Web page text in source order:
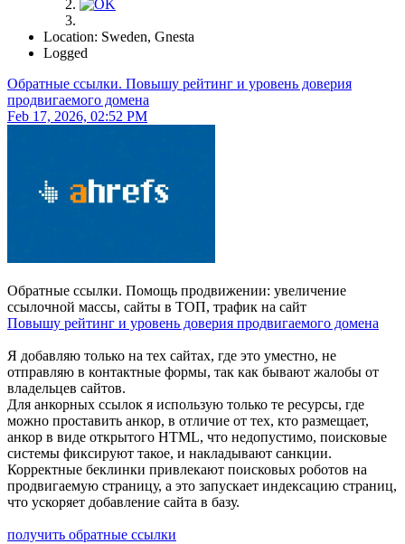
Location: Sweden, Gnesta
Logged
Обратные ссылки. Повышу рейтинг и уровень доверия
продвигаемого домена
Feb 17, 2026, 02:52 PM
Обратные ссылки. Помощь продвижении: увеличение
ссылочной массы, сайты в ТОП, трафик на сайт
Повышу рейтинг и уровень доверия продвигаемого домена
Я добавляю только на тех сайтах, где это уместно, не
отправляю в контактные формы, так как бывают жалобы от
владельцев сайтов.
Для анкорных ссылок я использую только те ресурсы, где
можно проставить анкор, в отличие от тех, кто размещает,
анкор в виде открытого HTML, что недопустимо, поисковые
системы фиксируют такое, и накладывают санкции.
Корректные беклинки привлекают поисковых роботов на
продвигаемую страницу, а это запускает индексацию страниц,
что ускоряет добавление сайта в базу.
получить обратные ссылки